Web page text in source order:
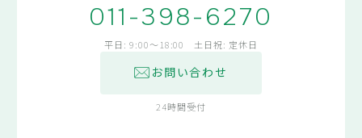
011-398-6270
平日: 9:00～18:00 土日祝: 定休日
お問い合わせ
24時間受付